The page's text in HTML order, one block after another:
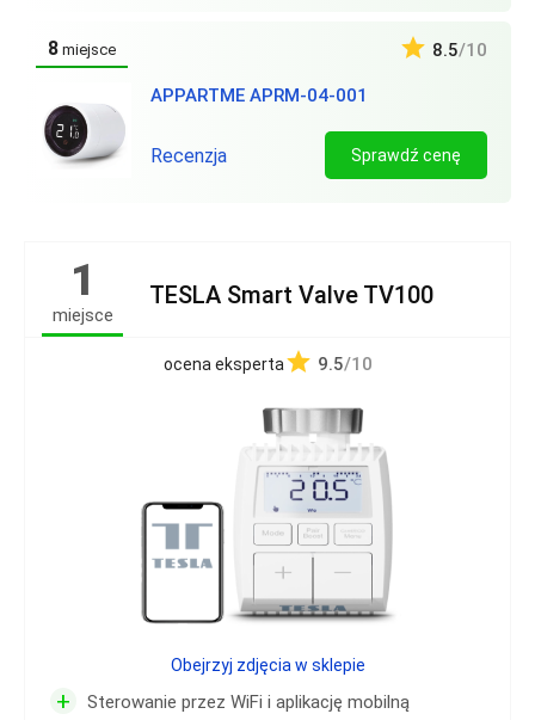
8 miejsce
APPARTME APRM-04-001
8.5/10
Recenzja Sprawdź cenę
1
miejsce
TESLA Smart Valve TV100
ocena eksperta 9.5/10
+ Sterowanie przez WiFi i aplikację mobilną
Obejrzyj zdjęcia w sklepie